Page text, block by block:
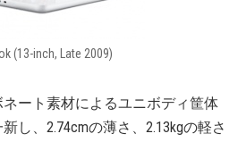
(13-inch, Late 2009)
ート素材によるユニボディ筐体
し、2.74cmの薄さ、2.13kgの軽さ